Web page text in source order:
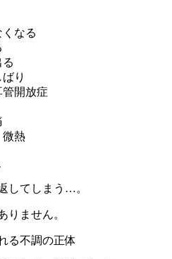
なる
り
開放症
微熱
してしまう…。
りません。
る不調の正体